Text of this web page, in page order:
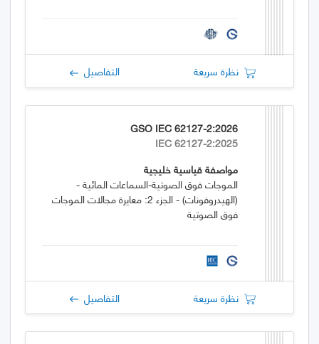
نظرة سريعة التفاصيل
GSO IEC 62127-2:2026
IEC 62127-2:2025
مواصفة قياسية خليجية
الموجات فوق الصوتية-السماعات المائية -
(الهيدروفونات) - الجزء 2: معايرة مجالات الموجات
فوق الصوتية
نظرة سريعة التفاصيل